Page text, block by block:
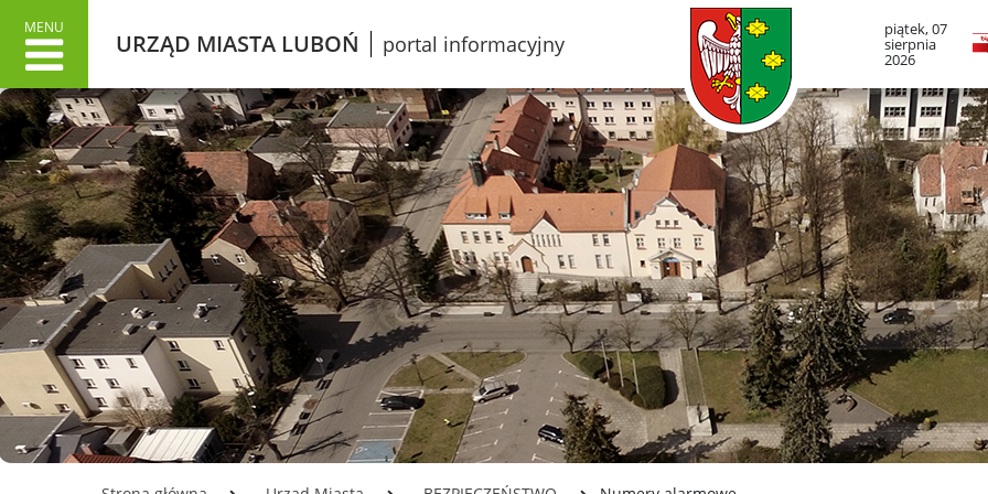
MENU
URZĄD MIASTA
Dane adresowe
Załatwianie spraw w Urzędzie
Informacje o Urzędzie Miasta
w języku łatwym do czytania
ETR
Dokumenty stategiczne
Inwestycje
Oświata
Odpady
Podatki
MIASTO LUBOŃ
Władze Miasta
O mieście
Luboński Szlak Architektury
Przemysłowej
Śladami historii Lubonia
Gry miejskie
Kultura
Komenda Straży Miejskiej
Miasta Luboń
Komisariat Policji w Luboniu
RADA MIASTA
Portal Mieszkańca.
informacje
Radni Rady Miasta
Sesja Rady Miasta
Harmonogram
radnych
Komisje Rady Miasta
Terminarz spotkań
Uchwały Rady
Młodzieżowa Rada
URZĄD MIASTA LUBOŃ portal informacyjny
piątek, 07
sierpnia
2026